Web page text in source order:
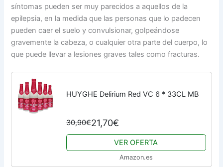
síntomas pueden ser muy parecidos a aquellos de la
epilepsia, en la medida que las personas que lo padecen
pueden caer el suelo y convulsionar, golpeándose
gravemente la cabeza, o cualquier otra parte del cuerpo, lo
que puede llevar a lesiones graves tales como fracturas.
HUYGHE Delirium Red VC 6 * 33CL MB
30,90€21,70€
VER OFERTA
Amazon.es